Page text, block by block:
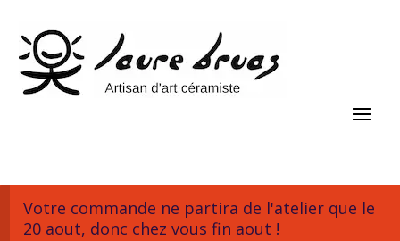
Votre commande ne partira de l'atelier que le
20 aout, donc chez vous fin aout !